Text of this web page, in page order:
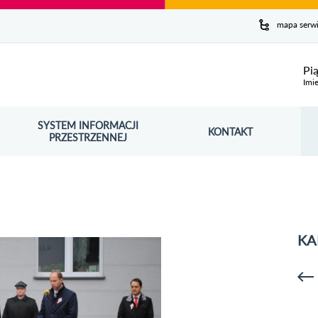
mapa
SYSTEM INFORMACJI
PRZESTRZENNEJ
OTWORZY SIĘ W NOWYM OKNIE KONTAKT